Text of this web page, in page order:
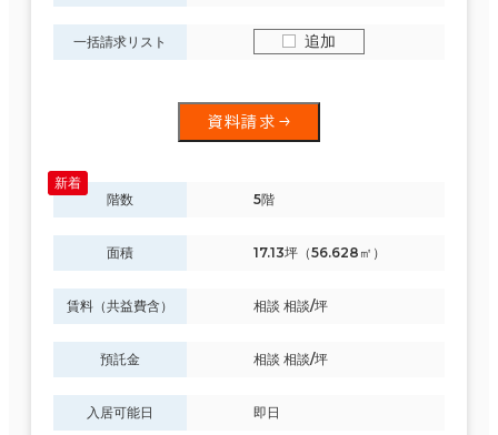
一括請求リスト 追加
資料請求
階数 5階
面積 17.13坪（56.628㎡）
賃料（共益費含） 相談 相談/坪
預託金 相談 相談/坪
入居可能日 即日
条件で絞り込む
現在の条件
面積選択
坪数
複数フロアを含む